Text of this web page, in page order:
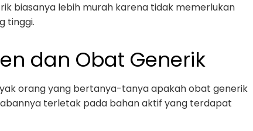
biasanya lebih murah karena tidak memerlukan
tinggi.
dan Obat Generik
orang yang bertanya-tanya apakah obat generik
terletak pada bahan aktif yang terdapat